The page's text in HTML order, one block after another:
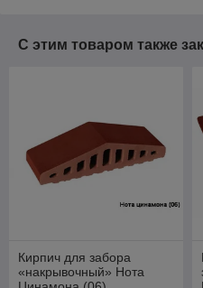
С этим товаром также
Кирпич для забора
«накрывочный» Нота